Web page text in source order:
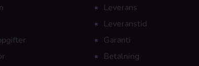
Leverans
Leveranstid
Garanti
Betalning